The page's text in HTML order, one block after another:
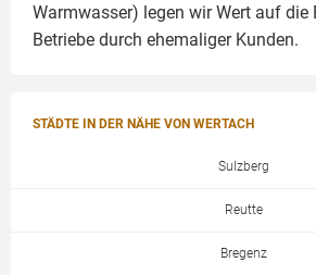
Warmwasser) legen wir Wert auf die
Betriebe durch ehemaliger Kunden.
STÄDTE IN DER NÄHE VON WERTACH
Sulzberg
Reutte
Bregenz